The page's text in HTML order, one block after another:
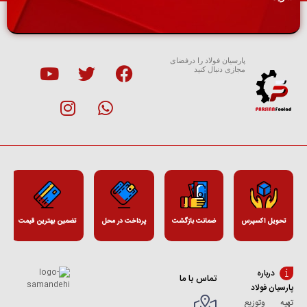
پارسیان فولاد را درفضای
مجازی دنبال کنید
تحویل اکسپرس ضمانت بازگشت پرداخت در محل تضمین بهترین قیمت
درباره
پارسیان فولاد
تهیه وتوزیع
تماس با ما